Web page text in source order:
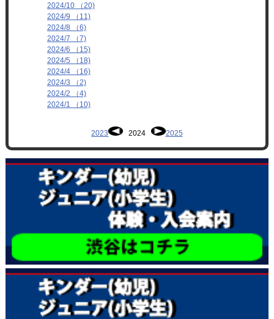
2024/10 （20)
2024/9 （11)
2024/8 （6)
2024/7 （7)
2024/6 （15)
2024/5 （18)
2024/4 （16)
2024/3 （2)
2024/2 （4)
2024/1 （10)
2023 2024 2025